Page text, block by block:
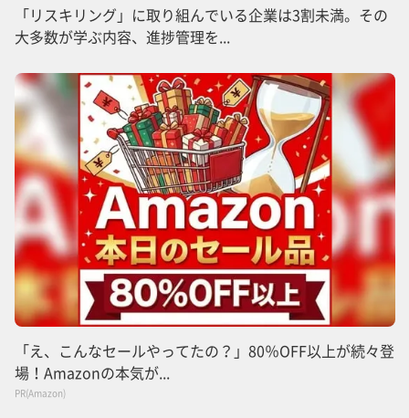
「リスキリング」に取り組んでいる企業は3割未満。その
大多数が学ぶ内容、進捗管理を...
「え、こんなセールやってたの？」80％OFF以上が続々登
場！Amazonの本気が...
PR(Amazon)